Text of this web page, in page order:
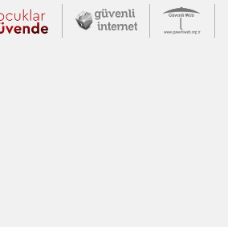
İletişim Merkezi
Çocuklar Güvende (yeni
Güvenli